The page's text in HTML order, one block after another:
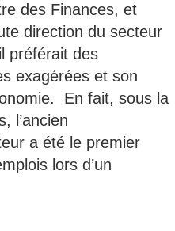
des Finances, et
direction du secteur
préférait des
exagérées et son
En fait, sous la
l’ancien
a été le premier
lors d’un